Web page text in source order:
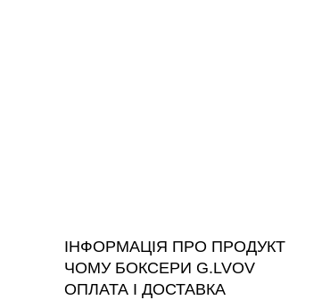
ІНФОРМАЦІЯ ПРО ПРОДУКТ
ЧОМУ БОКСЕРИ G.LVOV
ОПЛАТА І ДОСТАВКА